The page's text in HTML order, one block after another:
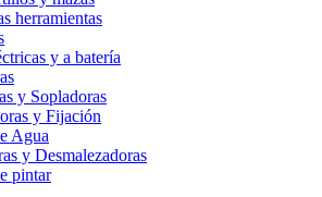
herramientas
y a batería
y Sopladoras
y Fijación
Agua
y Desmalezadoras
pintar